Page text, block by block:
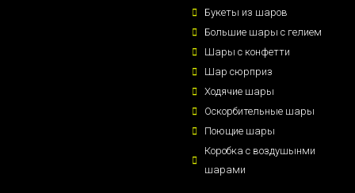
Букеты из шаров
Большие шары с гелием
Шары с конфетти
Шар сюрприз
Ходячие шары
Оскорбительные шары
Поющие шары
Коробка с воздушынми
шарами